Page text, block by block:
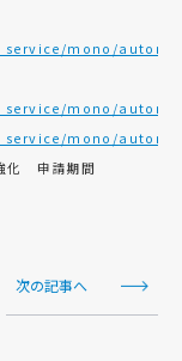
mono/
mono/
mono/
化 申請期間
次の記事へ